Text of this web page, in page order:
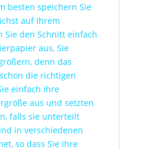
besten speichern Sie
auf Ihrem
Sie den Schnitt einfach
aus, Sie
denn das
die richtigen
einfach ihre
aus und setzten
falls sie unterteilt
in verschiedenen
so dass Sie ihre